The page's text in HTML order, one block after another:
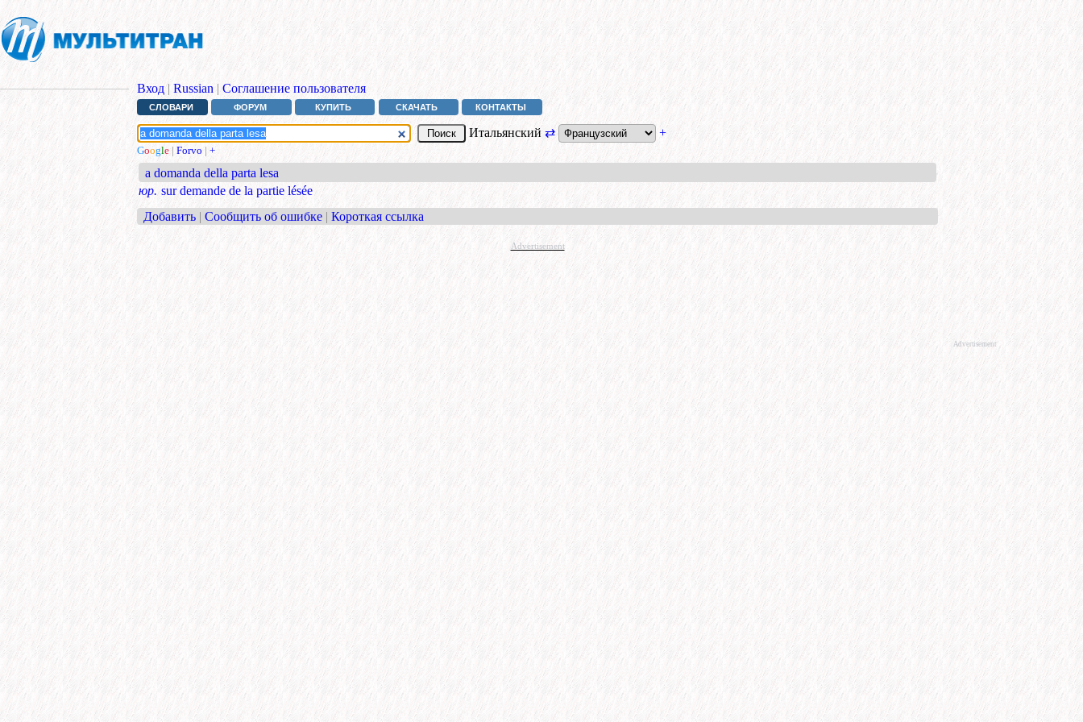
Вход | Russian | Соглашение пользователя
СЛОВАРИ ФОРУМ КУПИТЬ СКАЧАТЬ КОНТАКТЫ
Итальянский ⇄ +
Google | Forvo | +
a domanda della parta lesa
юр. sur demande de la partie lésée
Добавить | Сообщить об ошибке | Короткая ссылка
Advertisement
Advertisement